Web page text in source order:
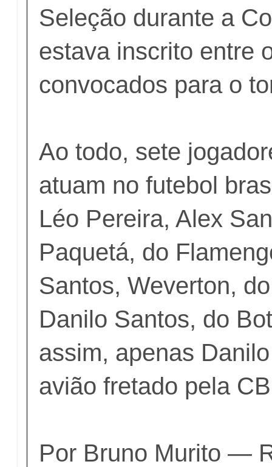
Seleção durante a
estava inscrito entre
convocados para o
Ao todo, sete
atuam no futebol
Léo Pereira, Alex
Paquetá, do
Santos, Weverton,
Danilo Santos, do
assim, apenas
avião fretado pela
Por Bruno Murito —